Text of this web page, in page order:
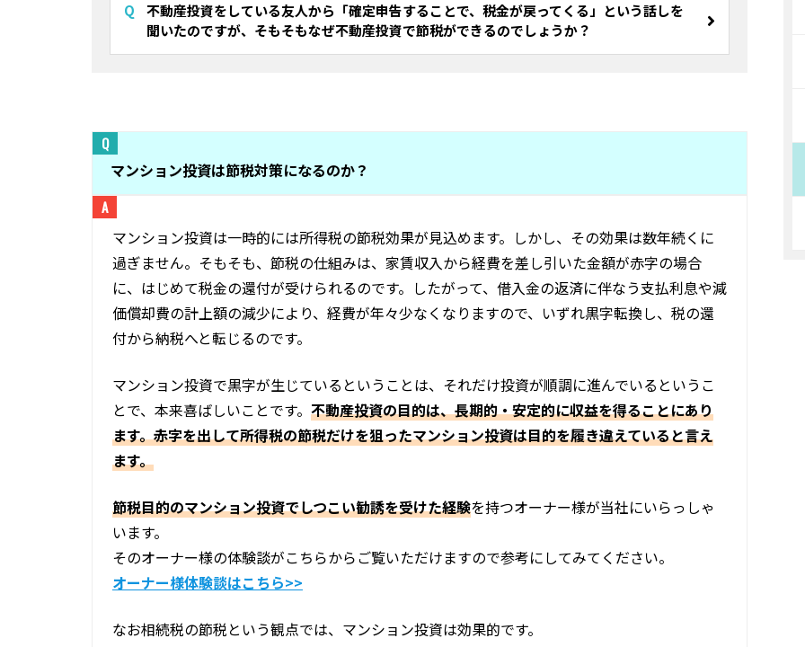
不動産投資をしている友人から「確定申告することで、税金が戻ってくる」という話しを
聞いたのですが、そもそもなぜ不動産投資で節税ができるのでしょうか？
マンション投資は節税対策になるのか？
マンション投資は一時的には所得税の節税効果が見込めます。しかし、その効果は数年続くに
過ぎません。そもそも、節税の仕組みは、家賃収入から経費を差し引いた金額が赤字の場合
に、はじめて税金の還付が受けられるのです。したがって、借入金の返済に伴なう支払利息や減
価償却費の計上額の減少により、経費が年々少なくなりますので、いずれ黒字転換し、税の還
付から納税へと転じるのです。
マンション投資で黒字が生じているということは、それだけ投資が順調に進んでいるというこ
とで、本来喜ばしいことです。 不動産投資の目的は、長期的・安定的に収益を得ることにあり
ます。赤字を出して所得税の節税だけを狙ったマンション投資は目的を履き違えていると言え
ます。
節税目的のマンション投資でしつこい勧誘を受けた経験を持つオーナー様が当社にいらっしゃ
います。
そのオーナー様の体験談がこちらからご覧いただけますので参考にしてみてください。
オーナー様体験談はこちら>>
なお相続税の節税という観点では、マンション投資は効果的です。